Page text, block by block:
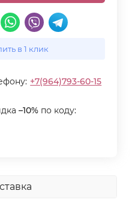
в 1 клик
+7(964)793-60-15
–10% по коду: